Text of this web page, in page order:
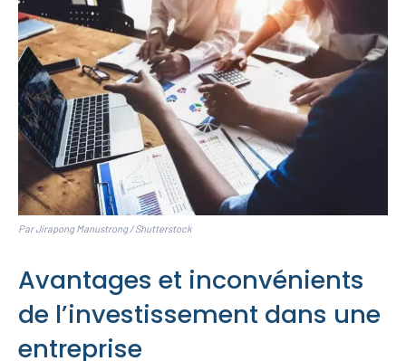
Par Jirapong Manustrong / Shutterstock
Avantages et inconvénients
de l’investissement dans une
entreprise